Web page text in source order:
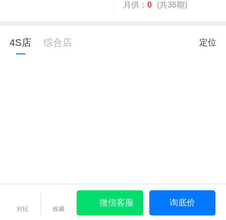
月供： 0 (共36期)
4S店 综合店 定位
对比 收藏
微信客服 询底价